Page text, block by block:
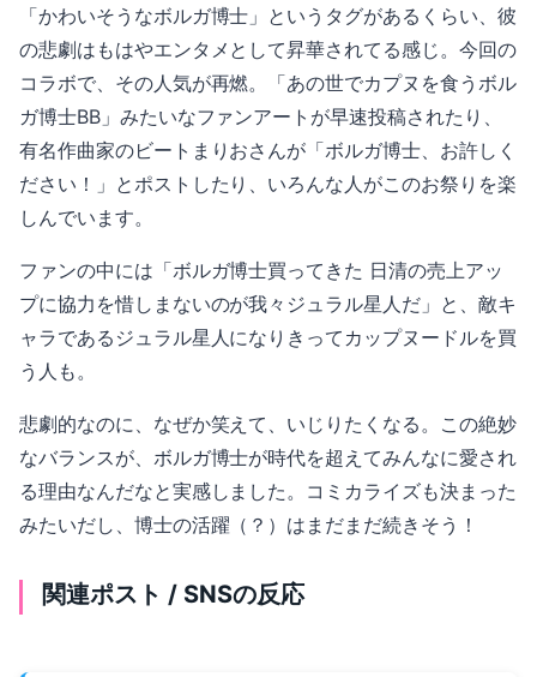
「かわいそうなボルガ博士」というタグがあるくらい、彼
の悲劇はもはやエンタメとして昇華されてる感じ。今回の
コラボで、その人気が再燃。「あの世でカプヌを食うボル
ガ博士BB」みたいなファンアートが早速投稿されたり、
有名作曲家のビートまりおさんが「ボルガ博士、お許しく
ださい！」とポストしたり、いろんな人がこのお祭りを楽
しんでいます。
ファンの中には「ボルガ博士買ってきた 日清の売上アッ
プに協力を惜しまないのが我々ジュラル星人だ」と、敵キ
ャラであるジュラル星人になりきってカップヌードルを買
う人も。
悲劇的なのに、なぜか笑えて、いじりたくなる。この絶妙
なバランスが、ボルガ博士が時代を超えてみんなに愛され
る理由なんだなと実感しました。コミカライズも決まった
みたいだし、博士の活躍（？）はまだまだ続きそう！
関連ポスト / SNSの反応